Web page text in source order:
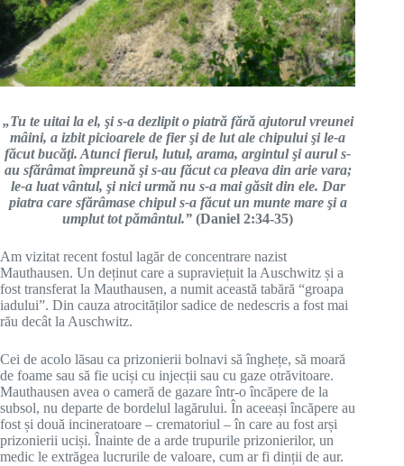
„Tu te uitai la el, şi s-a dezlipit o piatră fără ajutorul vreunei
mâini, a izbit picioarele de fier şi de lut ale chipului şi le-a
făcut bucăţi. Atunci fierul, lutul, arama, argintul şi aurul s-
au sfărâmat împreună şi s-au făcut ca pleava din arie vara;
le-a luat vântul, şi nici urmă nu s-a mai găsit din ele. Dar
piatra care sfărâmase chipul s-a făcut un munte mare şi a
umplut tot pământul.”(Daniel 2:34-35)
Am vizitat recent fostul lagăr de concentrare nazist
Mauthausen. Un deținut care a supraviețuit la Auschwitz și a
fost transferat la Mauthausen, a numit această tabără “groapa
iadului”. Din cauza atrocităților sadice de nedescris a fost mai
rău decât la Auschwitz.
Cei de acolo lăsau ca prizonierii bolnavi să înghețe, să moară
de foame sau să fie uciși cu injecții sau cu gaze otrăvitoare.
Mauthausen avea o cameră de gazare într-o încăpere de la
subsol, nu departe de bordelul lagărului. În aceeași încăpere au
fost și două incineratoare – crematoriul – în care au fost arși
prizonierii uciși. Înainte de a arde trupurile prizonierilor, un
medic le extrăgea lucrurile de valoare, cum ar fi dinții de aur.